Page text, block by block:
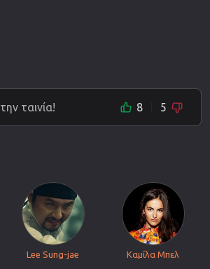
ταινία! 8 5
Lee Sung-jae Καμίλα Μπελ